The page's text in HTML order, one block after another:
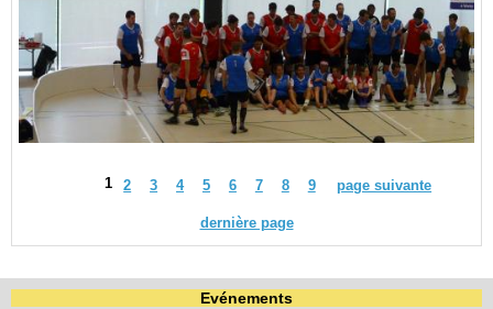
1 2 3 4 5 6 7 8 9 page suivante
dernière page
Evénements